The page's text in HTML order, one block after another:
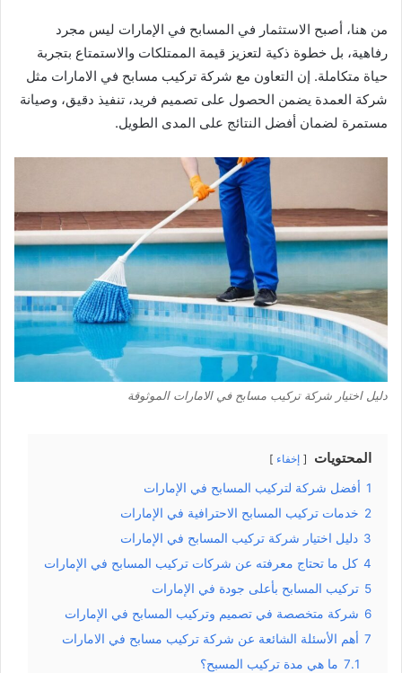
من هنا، أصبح الاستثمار في المسابح في الإمارات ليس مجرد
رفاهية، بل خطوة ذكية لتعزيز قيمة الممتلكات والاستمتاع بتجربة
حياة متكاملة. إن التعاون مع شركة تركيب مسابح في الامارات مثل
شركة العمدة يضمن الحصول على تصميم فريد، تنفيذ دقيق، وصيانة
مستمرة لضمان أفضل النتائج على المدى الطويل.
دليل اختيار شركة تركيب مسابح في الامارات الموثوقة
المحتويات إخفاء
1 أفضل شركة لتركيب المسابح في الإمارات
2 خدمات تركيب المسابح الاحترافية في الإمارات
3 دليل اختيار شركة تركيب المسابح في الإمارات
4 كل ما تحتاج معرفته عن شركات تركيب المسابح في الإمارات
5 تركيب المسابح بأعلى جودة في الإمارات
6 شركة متخصصة في تصميم وتركيب المسابح في الإمارات
7 أهم الأسئلة الشائعة عن شركة تركيب مسابح في الامارات
7.1 ما هي مدة تركيب المسبح؟